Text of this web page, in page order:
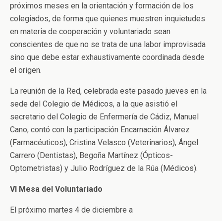
próximos meses en la orientación y formación de los
colegiados, de forma que quienes muestren inquietudes
en materia de cooperación y voluntariado sean
conscientes de que no se trata de una labor improvisada
sino que debe estar exhaustivamente coordinada desde
el origen.
La reunión de la Red, celebrada este pasado jueves en la
sede del Colegio de Médicos, a la que asistió el
secretario del Colegio de Enfermería de Cádiz, Manuel
Cano, contó con la participación Encarnación Álvarez
(Farmacéuticos), Cristina Velasco (Veterinarios), Ángel
Carrero (Dentistas), Begoña Martínez (Ópticos-
Optometristas) y Julio Rodríguez de la Rúa (Médicos).
VI Mesa del Voluntariado
El próximo martes 4 de diciembre a